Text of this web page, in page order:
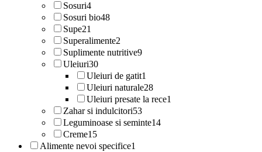
Sosuri4
Sosuri bio48
Supe21
Superalimente2
Suplimente nutritive9
Uleiuri30
Uleiuri de gatit1
Uleiuri naturale28
Uleiuri presate la rece1
Zahar si indulcitori53
Leguminoase si seminte14
Creme15
Alimente nevoi specifice1